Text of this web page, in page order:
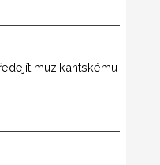
muzikantskému